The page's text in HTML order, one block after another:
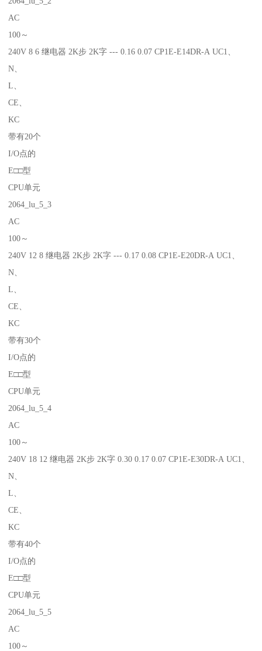
AC
100～
240V 8 6 继电器 2K步 2K字 --- 0.16 0.07 CP1E-E14DR-A UC1、
N、
L、
CE、
KC
带有20个
I/O点的
E□□型
CPU单元
2064_lu_5_3
AC
100～
240V 12 8 继电器 2K步 2K字 --- 0.17 0.08 CP1E-E20DR-A UC1、
N、
L、
CE、
KC
带有30个
I/O点的
E□□型
CPU单元
2064_lu_5_4
AC
100～
240V 18 12 继电器 2K步 2K字 0.30 0.17 0.07 CP1E-E30DR-A UC1、
N、
L、
CE、
KC
带有40个
I/O点的
E□□型
CPU单元
2064_lu_5_5
AC
100～